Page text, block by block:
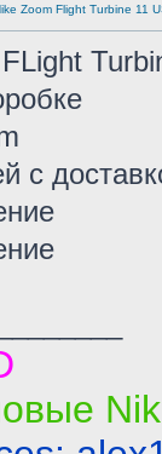
Zoom Flight Turbine 11
с